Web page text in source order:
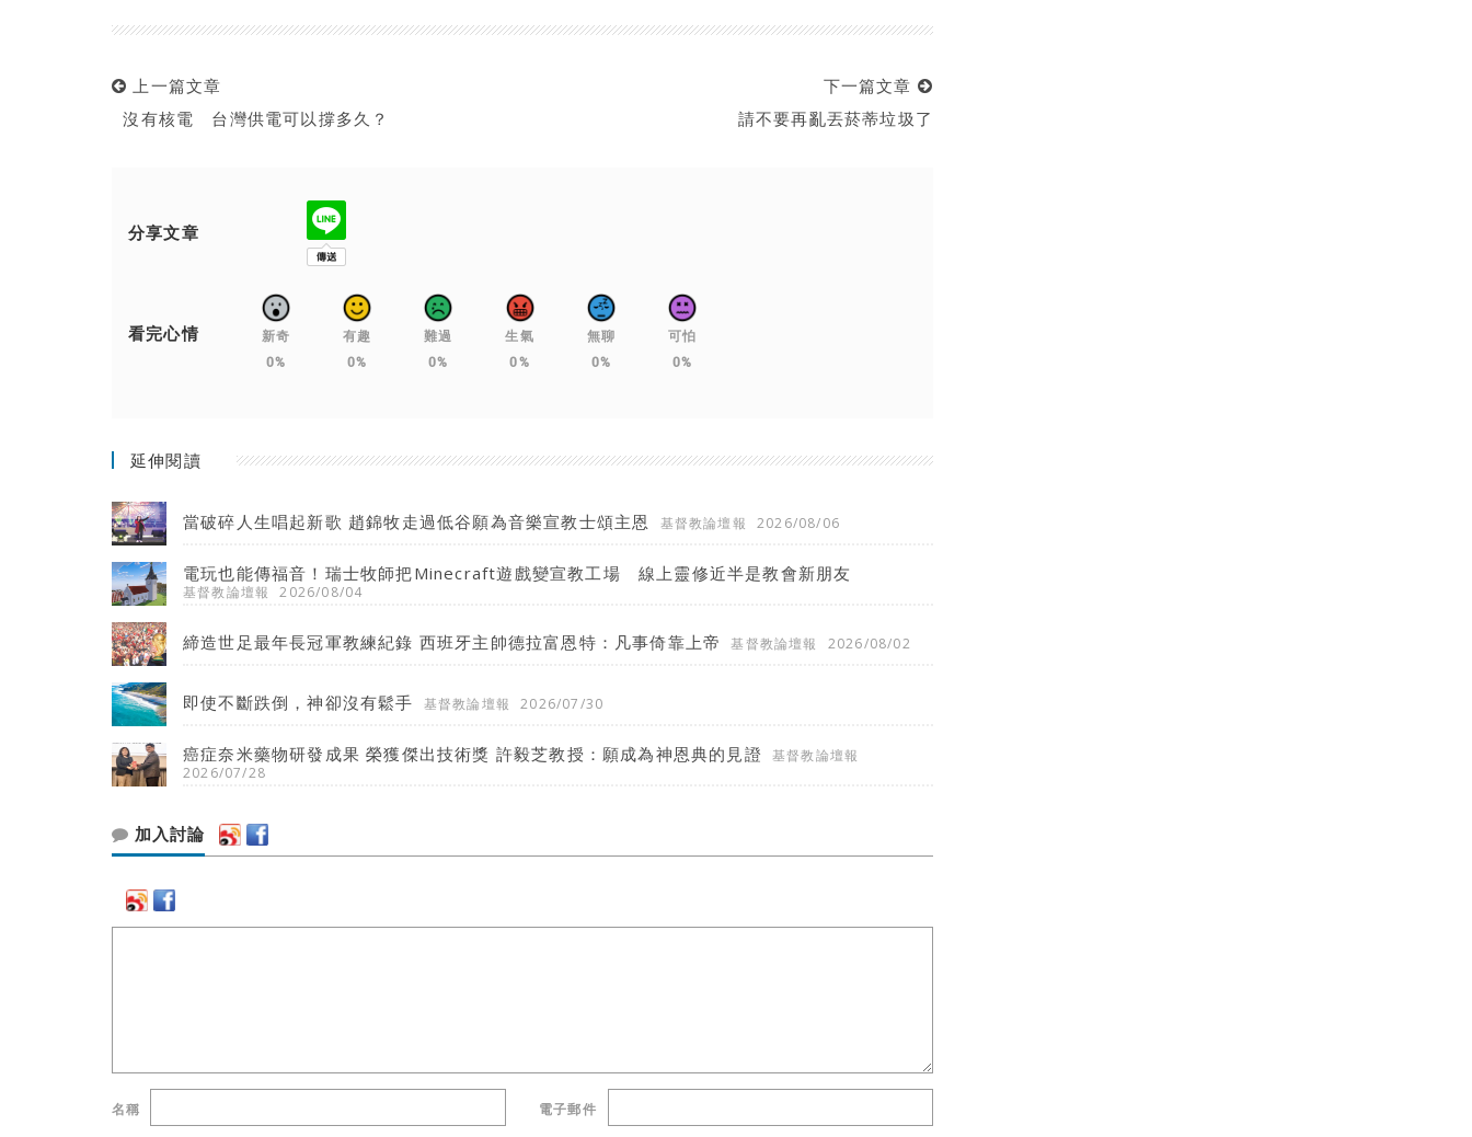
上一篇文章
沒有核電 台灣供電可以撐多久？
下一篇文章
請不要再亂丟菸蒂垃圾了
分享文章
看完心情
新奇
0%
有趣
0%
難過
0%
生氣
0%
無聊
0%
可怕
0%
延伸閱讀
當破碎人生唱起新歌 趙錦牧走過低谷願為音樂宣教士頌主恩 基督教論壇報 2026/08/06
電玩也能傳福音！瑞士牧師把Minecraft遊戲變宣教工場 線上靈修近半是教會新朋友
基督教論壇報 2026/08/04
締造世足最年長冠軍教練紀錄 西班牙主帥德拉富恩特：凡事倚靠上帝 基督教論壇報 2026/08/02
即使不斷跌倒，神卻沒有鬆手 基督教論壇報 2026/07/30
癌症奈米藥物研發成果 榮獲傑出技術獎 許毅芝教授：願成為神恩典的見證
基督教論壇報
2026/07/28
加入討論
名稱 電子郵件